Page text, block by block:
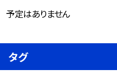
予定はありません
タグ